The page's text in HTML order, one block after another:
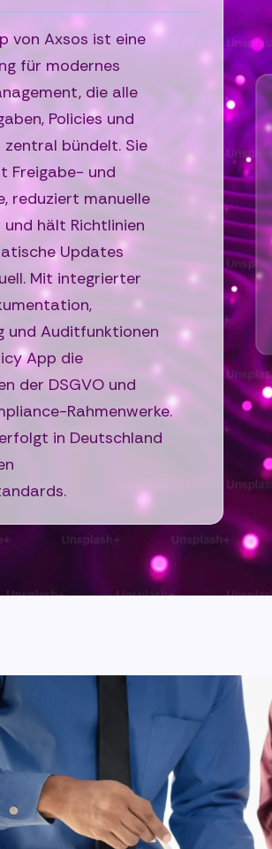
von Axsos ist eine
für modernes
die alle
Policies und
zentral bündelt. Sie
Freigabe- und
reduziert manuelle
und hält Richtlinien
Updates
Mit integrierter
und Auditfunktionen
App die
der DSGVO und
Rahmenwerke.
in Deutschland